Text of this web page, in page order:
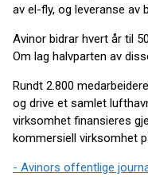
av el-fly, og leveranse av
Avinor bidrar hvert år til
Om lag halvparten av
Rundt 2.800
og drive et samlet
virksomhet finansieres
kommersiell virksomhet
- Avinors offentlige